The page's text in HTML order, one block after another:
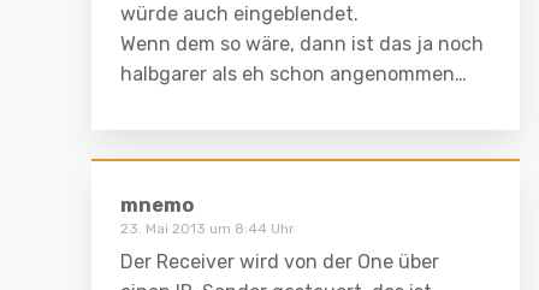
würde auch eingeblendet.
Wenn dem so wäre, dann ist das ja noch
halbgarer als eh schon angenommen…
mnemo
23. Mai 2013 um 8:44 Uhr
Der Receiver wird von der One über